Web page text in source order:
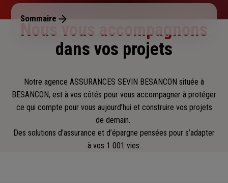
Dimanche : Fermé
Sommaire
Nous vous accompagnons
dans vos projets
Notre agence ASSURANCES SEVIN BESANCON située à
BESANCON, est à vos côtés pour vous accompagner à protéger
ce qui compte pour vous aujourd’hui et construire vos projets
de demain.
Des solutions d’assurance et d’épargne pensées pour s’adapter
à vos 1 001 vies.